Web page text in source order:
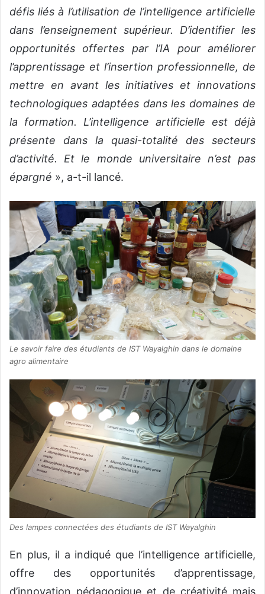
défis liés à l’utilisation de l’intelligence artificielle
dans l’enseignement supérieur. D’identifier les
opportunités offertes par l’IA pour améliorer
l’apprentissage et l’insertion professionnelle, de
mettre en avant les initiatives et innovations
technologiques adaptées dans les domaines de
la formation. L’intelligence artificielle est déjà
présente dans la quasi-totalité des secteurs
d’activité. Et le monde universitaire n’est pas
épargné », a-t-il lancé.
Le savoir faire des étudiants de IST Wayalghin dans le domaine
agro alimentaire
Des lampes connectées des étudiants de IST Wayalghin
En plus, il a indiqué que l’intelligence artificielle,
offre des opportunités d’apprentissage,
d’innovation pédagogique et de créativité mais